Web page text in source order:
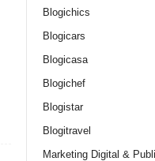
Blogichics
Blogicars
Blogicasa
Blogichef
Blogistar
Blogitravel
Marketing Digital &